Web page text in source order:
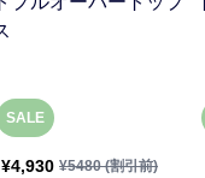
SALE
¥4,930 ¥5480(割引前)